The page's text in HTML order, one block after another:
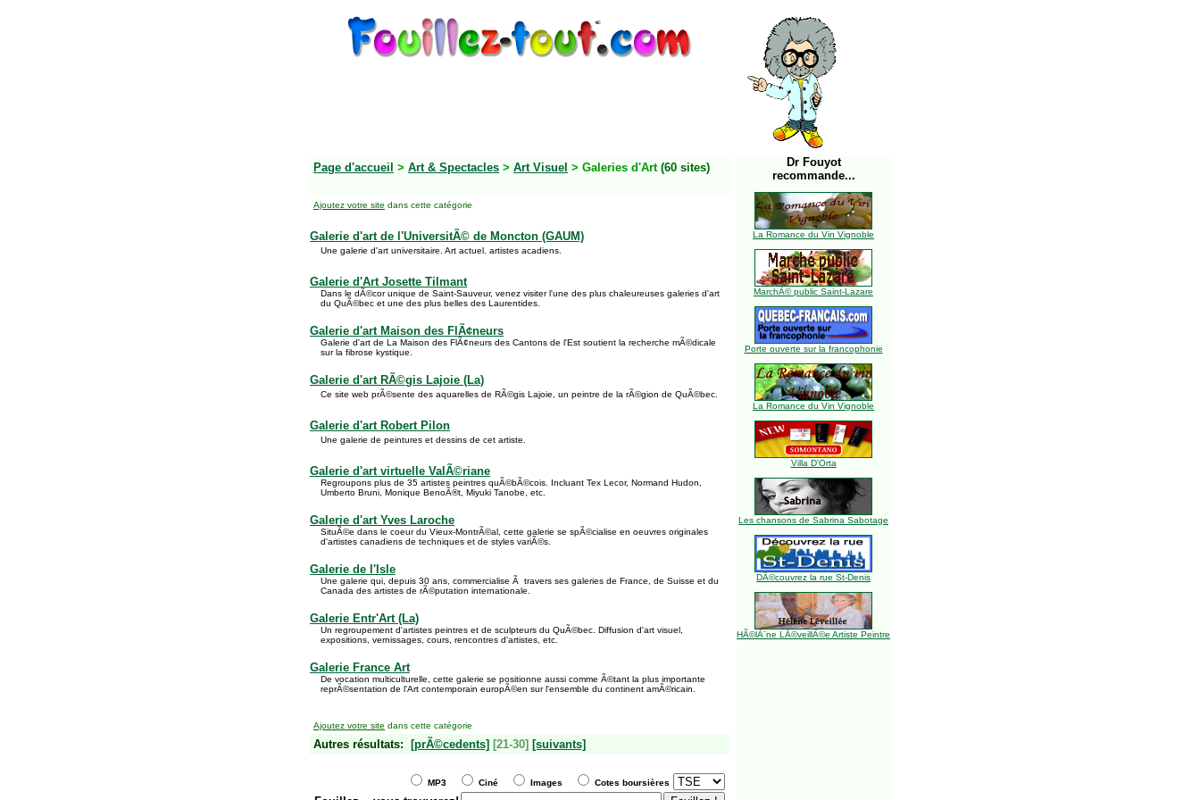
Page d'accueil > Art & Spectacles > Art Visuel > Galeries d'Art (60 sites)
Ajoutez votre site dans cette catégorie
Galerie d'art de l'UniversitÃ© de Moncton (GAUM)
Une galerie d'art universitaire. Art actuel. artistes acadiens.
Galerie d'Art Josette Tilmant
Dans le dÃ©cor unique de Saint-Sauveur, venez visiter l'une des plus chaleureuses galeries d'art
du QuÃ©bec et une des plus belles des Laurentides.
Galerie d'art Maison des FlÃ¢neurs
Galerie d'art de La Maison des FlÃ¢neurs des Cantons de l'Est soutient la recherche mÃ©dicale
sur la fibrose kystique.
Galerie d'art RÃ©gis Lajoie (La)
Ce site web prÃ©sente des aquarelles de RÃ©gis Lajoie, un peintre de la rÃ©gion de QuÃ©bec.
Galerie d'art Robert Pilon
Une galerie de peintures et dessins de cet artiste.
Galerie d'art virtuelle ValÃ©riane
Regroupons plus de 35 artistes peintres quÃ©bÃ©cois. Incluant Tex Lecor, Normand Hudon,
Umberto Bruni, Monique BenoÃ®t, Miyuki Tanobe, etc.
Galerie d'art Yves Laroche
SituÃ©e dans le coeur du Vieux-MontrÃ©al, cette galerie se spÃ©cialise en oeuvres originales
d'artistes canadiens de techniques et de styles variÃ©s.
Galerie de l'Isle
Une galerie qui, depuis 30 ans, commercialise Ã travers ses galeries de France, de Suisse et du
Canada des artistes de rÃ©putation internationale.
Galerie Entr'Art (La)
Un regroupement d'artistes peintres et de sculpteurs du QuÃ©bec. Diffusion d'art visuel,
expositions, vernissages, cours, rencontres d'artistes, etc.
Galerie France Art
De vocation multiculturelle, cette galerie se positionne aussi comme Ã©tant la plus importante
reprÃ©sentation de l'Art contemporain europÃ©en sur l'ensemble du continent amÃ©ricain.
Dr Fouyot
recommande...
La Romance du Vin Vignoble
MarchÃ© public Saint-Lazare
Porte ouverte sur la francophonie
La Romance du Vin Vignoble
Villa D'Orta
Les chansons de Sabrina Sabotage
DÃ©couvrez la rue St-Denis
HÃ©lÃ¨ne LÃ©veillÃ©e Artiste Peintre
Ajoutez votre site dans cette catégorie
Autres résultats: [prÃ©cedents] [21-30] [suivants]
MP3 Ciné Images Cotes boursières